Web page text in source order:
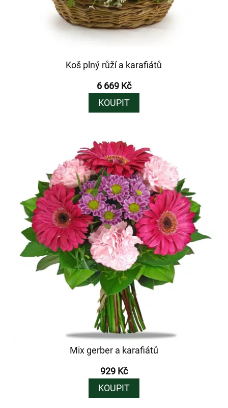
Koš plný růží a karafiátů
6 669 Kč
KOUPIT
Mix gerber a karafiátů
929 Kč
KOUPIT